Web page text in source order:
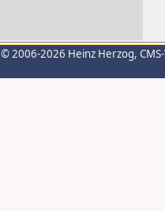
© 2006-2026 Heinz Herzog,